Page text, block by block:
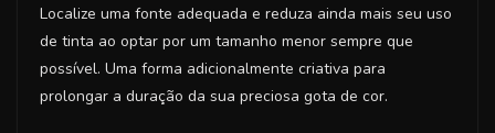
Localize uma fonte adequada e reduza ainda mais seu uso
de tinta ao optar por um tamanho menor sempre que
possível. Uma forma adicionalmente criativa para
prolongar a duração da sua preciosa gota de cor.